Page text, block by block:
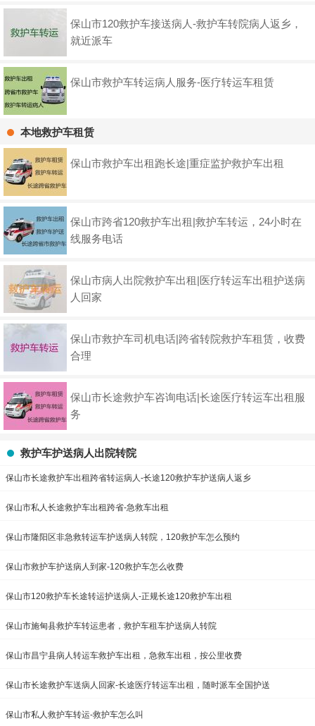
保山市120救护车接送病人-救护车转院病人返乡，
就近派车
保山市救护车转运病人服务-医疗转运车租赁
本地救护车租赁
保山市救护车出租跑长途|重症监护救护车出租
保山市跨省120救护车出租|救护车转运，24小时在
线服务电话
保山市病人出院救护车出租|医疗转运车出租护送病
人回家
保山市救护车司机电话|跨省转院救护车租赁，收费
合理
保山市长途救护车咨询电话|长途医疗转运车出租服
务
救护车护送病人出院转院
保山市长途救护车出租跨省转运病人-长途120救护车护送病人返乡
保山市私人长途救护车出租跨省-急救车出租
保山市隆阳区非急救转运车护送病人转院，120救护车怎么预约
保山市救护车护送病人到家-120救护车怎么收费
保山市120救护车长途转运护送病人-正规长途120救护车出租
保山市施甸县救护车转运患者，救护车租车护送病人转院
保山市昌宁县病人转运车救护车出租，急救车出租，按公里收费
保山市长途救护车送病人回家-长途医疗转运车出租，随时派车全国护送
保山市私人救护车转运-救护车怎么叫